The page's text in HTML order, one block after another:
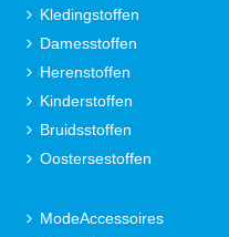
Kledingstoffen
Damesstoffen
Herenstoffen
Kinderstoffen
Bruidsstoffen
Oostersestoffen
ModeAccessoires